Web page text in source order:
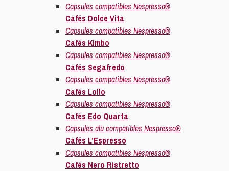
Capsules compatibles Nespresso®
Cafés Dolce Vita
Capsules compatibles Nespresso®
Cafés Kimbo
Capsules compatibles Nespresso®
Cafés Segafredo
Capsules compatibles Nespresso®
Cafés Lollo
Capsules compatibles Nespresso®
Cafés Edo Quarta
Capsules alu compatibles Nespresso®
Cafés L’Espresso
Capsules compatibles Nespresso®
Cafés Nero Ristretto